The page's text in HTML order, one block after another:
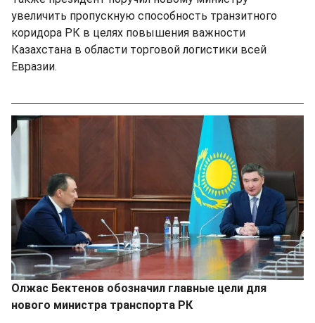
увеличить пропускную способность транзитного
коридора РК в целях повышения важности
Казахстана в области торговой логистики всей
Евразии.
Олжас Бектенов обозначил главные цели для
нового министра транспорта РК